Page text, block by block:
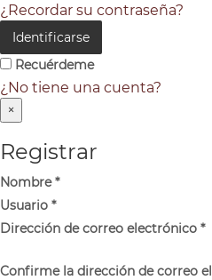
¿Recordar su contraseña?
Identificarse
Recuérdeme
¿No tiene una cuenta?
×
Registrar
Nombre*
Usuario *
Dirección de correo electrónico *
Confirme la dirección de correo